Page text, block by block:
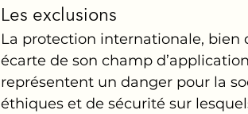
Les exclusions
La protection internationale, bien
écarte de son champ
représentent un danger pour la
éthiques et de sécurité sur